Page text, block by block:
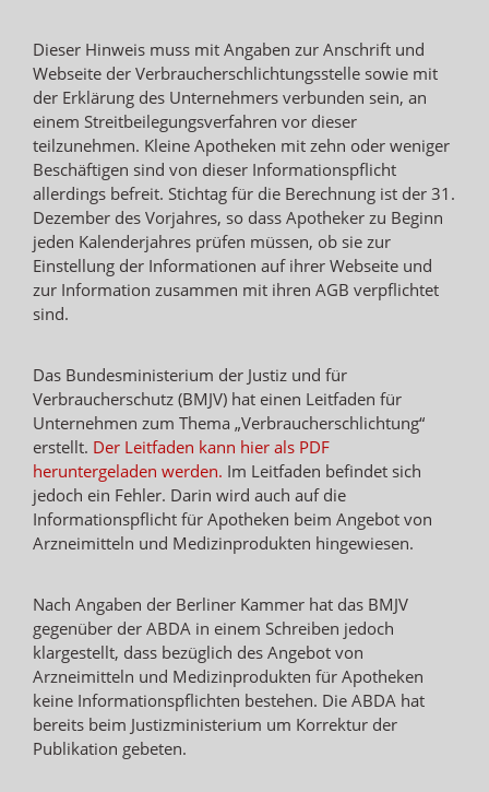
Dieser Hinweis muss mit Angaben zur Anschrift und
Webseite der Verbraucherschlichtungsstelle sowie mit
der Erklärung des Unternehmers verbunden sein, an
einem Streitbeilegungsverfahren vor dieser
teilzunehmen. Kleine Apotheken mit zehn oder weniger
Beschäftigen sind von dieser Informationspflicht
allerdings befreit. Stichtag für die Berechnung ist der 31.
Dezember des Vorjahres, so dass Apotheker zu Beginn
jeden Kalenderjahres prüfen müssen, ob sie zur
Einstellung der Informationen auf ihrer Webseite und
zur Information zusammen mit ihren AGB verpflichtet
sind.
Das Bundesministerium der Justiz und für
Verbraucherschutz (BMJV) hat einen Leitfaden für
Unternehmen zum Thema „Verbraucherschlichtung“
erstellt. Der Leitfaden kann hier als PDF
heruntergeladen werden. Im Leitfaden befindet sich
jedoch ein Fehler. Darin wird auch auf die
Informationspflicht für Apotheken beim Angebot von
Arzneimitteln und Medizinprodukten hingewiesen.
Nach Angaben der Berliner Kammer hat das BMJV
gegenüber der ABDA in einem Schreiben jedoch
klargestellt, dass bezüglich des Angebot von
Arzneimitteln und Medizinprodukten für Apotheken
keine Informationspflichten bestehen. Die ABDA hat
bereits beim Justizministerium um Korrektur der
Publikation gebeten.